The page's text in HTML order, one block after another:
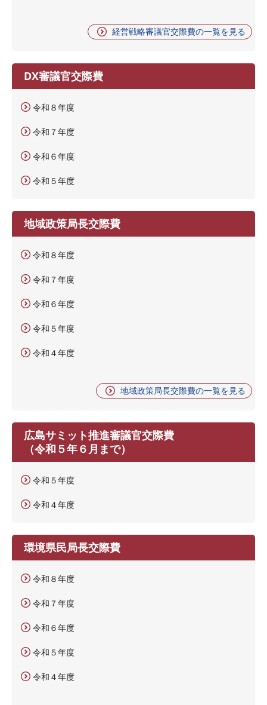
経営戦略審議官交際費の一覧を見る
DX審議官交際費
令和８年度
令和７年度
令和６年度
令和５年度
地域政策局長交際費
令和８年度
令和７年度
令和６年度
令和５年度
令和４年度
地域政策局長交際費の一覧を見る
広島サミット推進審議官交際費
（令和５年６月まで）
令和５年度
令和４年度
環境県民局長交際費
令和８年度
令和７年度
令和６年度
令和５年度
令和４年度